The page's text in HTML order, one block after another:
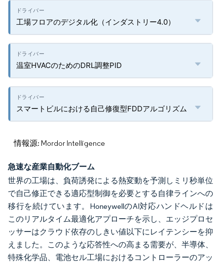
工場フロアのデジタル化（インダストリー4.0）
温室HVACのためのDRL調整PID
スマートビルにおける自己修復型FDDアルゴリズム
情報源: Mordor Intelligence
急速な産業自動化ブーム
世界の工場は、負荷誘発による熱変動を予測しミリ秒単位
で自己修正できる適応型制御を必要とする自律ラインへの
移行を続けています。HoneywellのAI対応ハンドヘルドは
このリアルタイム最適化アプローチを示し、エッジプロセ
ッサーはクラウド依存のしきい値以下にレイテンシーを抑
えました。このような応答性への高まる需要が、半導体、
特殊化学品、電池セル工場におけるコントローラーのアッ